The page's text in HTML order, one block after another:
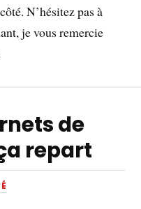
N’hésitez pas à
je vous remercie
de
repart